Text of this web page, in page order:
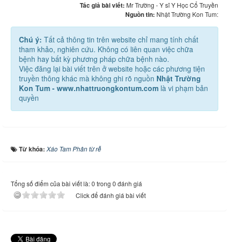
Tác giả bài viết: Mr Trường - Y sĩ Y Học Cổ Truyền
Nguồn tin: Nhật Trường Kon Tum:
Chú ý: Tất cả thông tin trên website chỉ mang tính chất
tham khảo, nghiên cứu. Không có liên quan việc chữa
bệnh hay bất kỳ phương pháp chữa bệnh nào.
Việc đăng lại bài viết trên ở website hoặc các phương tiện
truyền thông khác mà không ghi rõ nguồn Nhật Trường
Kon Tum - www.nhattruongkontum.com là vi phạm bản
quyền
Từ khóa: Xáo Tam Phân từ rễ
Tổng số điểm của bài viết là: 0 trong 0 đánh giá
Click để đánh giá bài viết